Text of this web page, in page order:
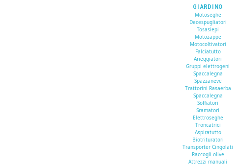
GIARDINO
Motoseghe
Decespugliatori
Tosasiepi
Motozappe
Motocoltivatori
Falciatutto
Arieggiatori
Gruppi elettrogeni
Spaccalegna
Spazzaneve
Trattorini Rasaerba
Spaccalegna
Soffiatori
Sramatori
Elettroseghe
Troncatrici
Aspiratutto
Biotrituratori
Transporter Cingolati
Raccogli olive
Attrezzi manuali